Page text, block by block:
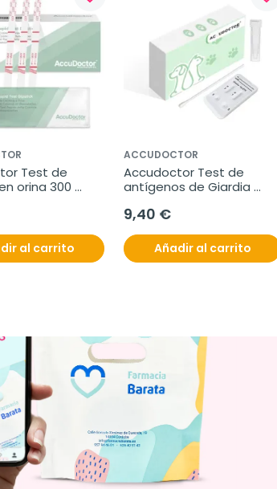
Test de
orina 300
al carrito
ACCUDOCTOR
Accudoctor Test de
antígenos de Giardia
heces de perros, Caja 2
9,40 €
Añadir al carrito